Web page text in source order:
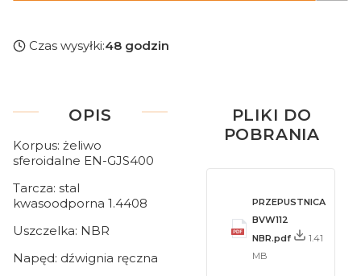
Czas wysyłki:48 godzin
OPIS
Korpus: żeliwo
sferoidalne EN-GJS400
Tarcza: stal
kwasoodporna 1.4408
Uszczelka: NBR
Napęd: dźwignia ręczna
PLIKI DO
POBRANIA
PRZEPUSTNICA
BVW112
NBR.pdf
1.41
MB